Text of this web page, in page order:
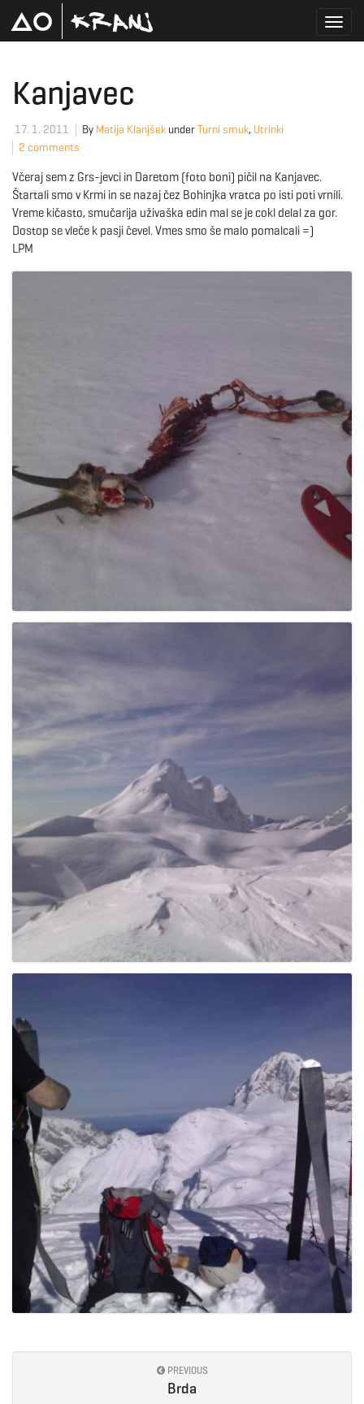
g
e
a
t
i
n
Kanjavec
17. 1. 2011 By Matija Klanjšek underTurni smuk, Utrinki
2 comments
Včeraj sem z Grs-jevci in Daretom (foto boni) pičil na Kanjavec.
Štartali smo v Krmi in se nazaj čez Bohinjka vratca po isti poti vrnili.
Vreme kičasto, smučarija uživaška edin mal se je cokl delal za gor.
Dostop se vleče k pasji čevel. Vmes smo še malo pomalcali =)
LPM
PREVIOUS
Brda